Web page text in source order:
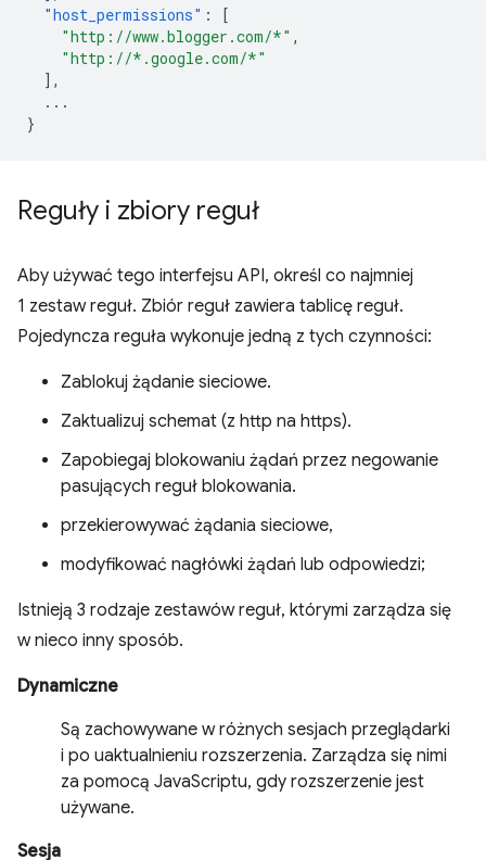
"host_permissions" :
[
"http://www.blogger.com/*" ,
"http://*.google.com/*"
],
...
}
Reguły i zbiory reguł
Aby używać tego interfejsu API, określ co najmniej
1 zestaw reguł. Zbiór reguł zawiera tablicę reguł.
Pojedyncza reguła wykonuje jedną z tych czynności:
Zablokuj żądanie sieciowe.
Zaktualizuj schemat (z http na https).
Zapobiegaj blokowaniu żądań przez negowanie
pasujących reguł blokowania.
przekierowywać żądania sieciowe,
modyfikować nagłówki żądań lub odpowiedzi;
Istnieją 3 rodzaje zestawów reguł, którymi zarządza się
w nieco inny sposób.
Dynamiczne
Są zachowywane w różnych sesjach przeglądarki
i po uaktualnieniu rozszerzenia. Zarządza się nimi
za pomocą JavaScriptu, gdy rozszerzenie jest
używane.
Sesja